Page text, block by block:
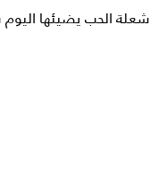
شعلة الحب يضيئها